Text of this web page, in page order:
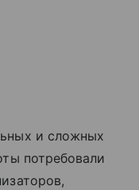
и сложных
потребовали